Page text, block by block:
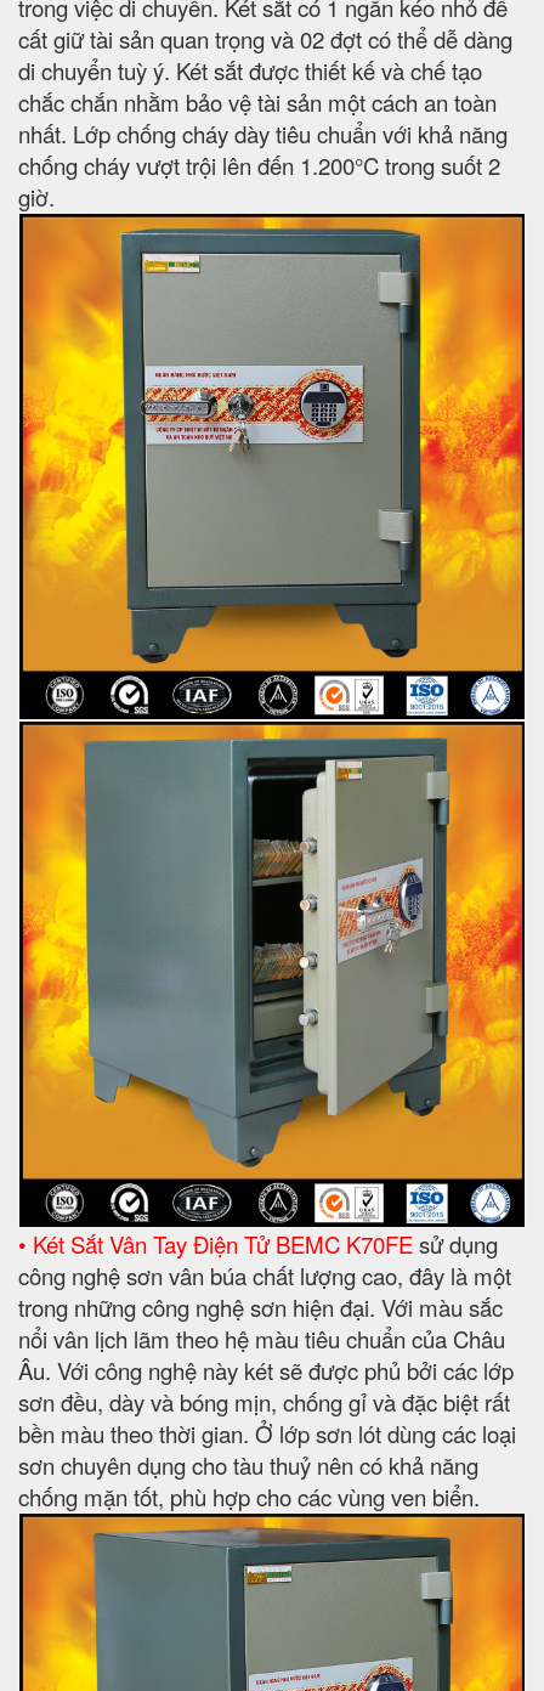
trong việc di chuyển. Két sắt có 1 ngăn kéo nhỏ để
cất giữ tài sản quan trọng và 02 đợt có thể dễ dàng
di chuyển tuỳ ý. Két sắt được thiết kế và chế tạo
chắc chắn nhằm bảo vệ tài sản một cách an toàn
nhất. Lớp chống cháy dày tiêu chuẩn với khả năng
chống cháy vượt trội lên đến 1.200°C trong suốt 2
giờ.
• Két Sắt Vân Tay Điện Tử BEMC K70FEsử dụng
công nghệ sơn vân búa chất lượng cao, đây là một
trong những công nghệ sơn hiện đại. Với màu sắc
nổi vân lịch lãm theo hệ màu tiêu chuẩn của Châu
Âu. Với công nghệ này két sẽ được phủ bởi các lớp
sơn đều, dày và bóng mịn, chống gỉ và đặc biệt rất
bền màu theo thời gian. Ở lớp sơn lót dùng các loại
sơn chuyên dụng cho tàu thuỷ nên có khả năng
chống mặn tốt, phù hợp cho các vùng ven biển.